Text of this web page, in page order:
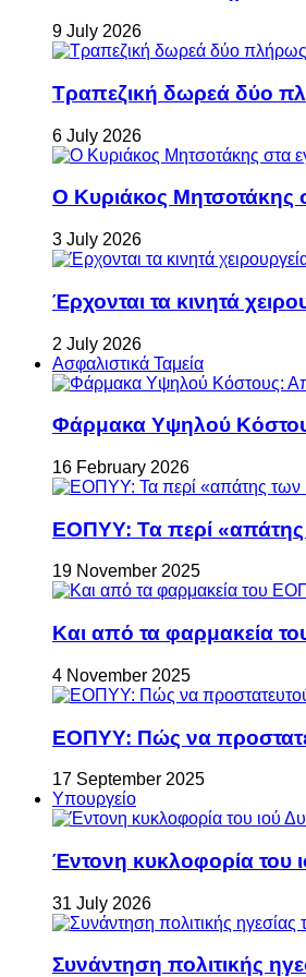
9 July 2026
Τραπεζική δωρεά δύο
6 July 2026
Ο Κυριάκος Μητσοτάκης
3 July 2026
Έρχονται τα κινητά
2 July 2026
Ασφαλιστικά Ταμεία
Φάρμακα Υψηλού
16 February 2026
ΕΟΠΥΥ: Τα περί «απάτης
19 November 2025
Και από τα φαρμακεία
4 November 2025
ΕΟΠΥΥ: Πώς να
17 September 2025
Υπουργείο
Έντονη κυκλοφορία του
31 July 2026
Συνάντηση πολιτικής